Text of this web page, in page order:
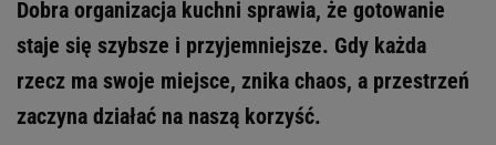
Dobra organizacja kuchni sprawia, że gotowanie
staje się szybsze i przyjemniejsze. Gdy każda
rzecz ma swoje miejsce, znika chaos, a przestrzeń
zaczyna działać na naszą korzyść.